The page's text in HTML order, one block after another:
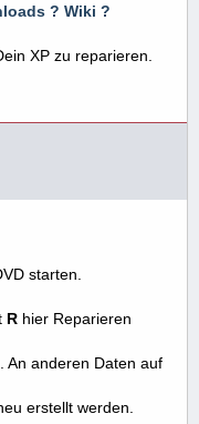
? Wiki ?
XP zu reparieren.
starten.
R hier Reparieren
An anderen Daten auf
erstellt werden.